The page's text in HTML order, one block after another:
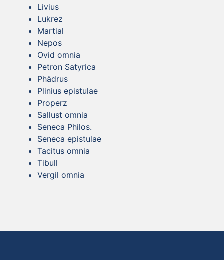
Livius
Lukrez
Martial
Nepos
Ovid omnia
Petron Satyrica
Phädrus
Plinius epistulae
Properz
Sallust omnia
Seneca Philos.
Seneca epistulae
Tacitus omnia
Tibull
Vergil omnia